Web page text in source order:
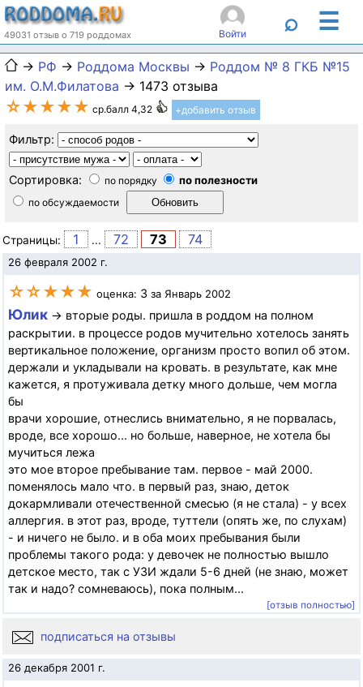
49031 отзыв о 719 роддомах Войти ⌕ ☰
→ РФ → Роддома Москвы → Роддом № 8 ГКБ №15
им. О.М.Филатова → 1473 отзыва
☆★★★★ ср.балл 4,32 +добавить отзыв
Фильтр:
Сортировка: по порядку по полезности
по обсуждаемости
Страницы: 1 ... 72 73 74
26 февраля 2002 г.
☆☆★★★ оценка: 3 за Январь 2002
Юлик → вторые роды. пришла в роддом на полном
раскрытии. в процессе родов мучительно хотелось занять
вертикальное положение, организм просто вопил об этом.
держали и укладывали на кровать. в результате, как мне
кажется, я протуживала детку много дольше, чем могла
бы
врачи хорошие, отнеслись внимательно, я не порвалась,
вроде, все хорошо... но больше, наверное, не хотела бы
мучиться лежа
это мое второе пребывание там. первое - май 2000.
поменялось мало что. в первый раз, знаю, деток
докармливали отечественной смесью (я не стала) - у всех
аллергия. в этот раз, вроде, туттели (опять же, по слухам)
- и ничего не было. и в оба моих пребывания были
проблемы такого рода: у девочек не полностью вышло
детское место, так с УЗИ ждали 5-6 дней (не знаю, может
так и надо? сомневаюсь), пока полным...
[отзыв полностью]
подписаться на отзывы
26 декабря 2001 г.